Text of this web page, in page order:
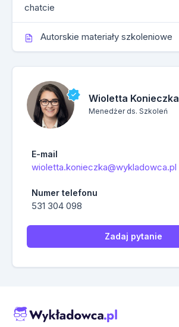
chatcie
Autorskie materiały szkoleniowe
Wioletta Konieczka
Menedżer ds. Szkoleń
E-mail
wioletta.konieczka@wykladowca.pl
Numer telefonu
531 304 098
Zadaj pytanie